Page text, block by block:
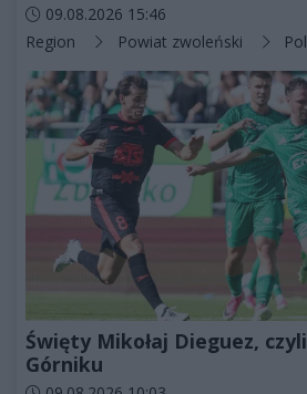
Data dodania artykułu:
09.08.2026 15:46
Kategorie artykułu:
Region Powiat zwoleński
Święty Mikołaj Dieguez,
Górniku